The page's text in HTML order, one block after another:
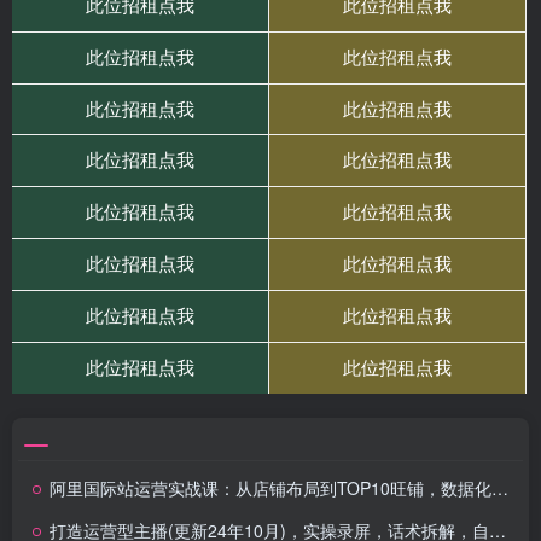
阿里国际站运营实战课：从店铺布局到TOP10旺铺，数据化运营，推广全攻略
打造运营型主播(更新24年10月)，实操录屏，话术拆解，自然流带货打法